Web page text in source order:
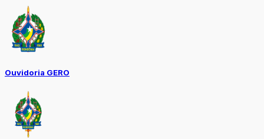
Ouvidoria GERO